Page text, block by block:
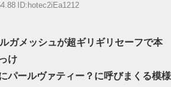
ID:hotec2iEa1212
ガメッシュが超ギリギリセーフで本
け
パールヴァティー？に呼びまくる模様